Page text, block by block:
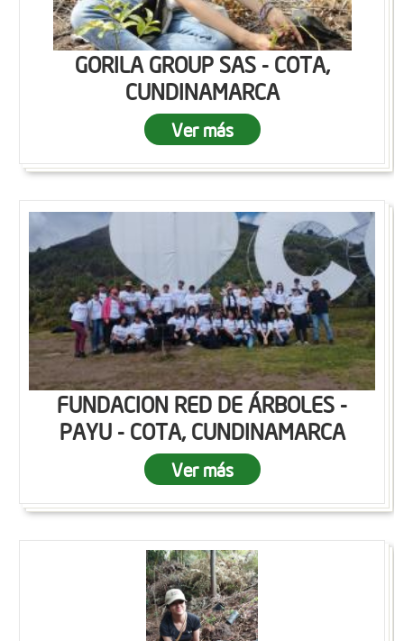
GORILA GROUP SAS - COTA,
CUNDINAMARCA
Ver más
FUNDACION RED DE ÁRBOLES -
PAYU - COTA, CUNDINAMARCA
Ver más